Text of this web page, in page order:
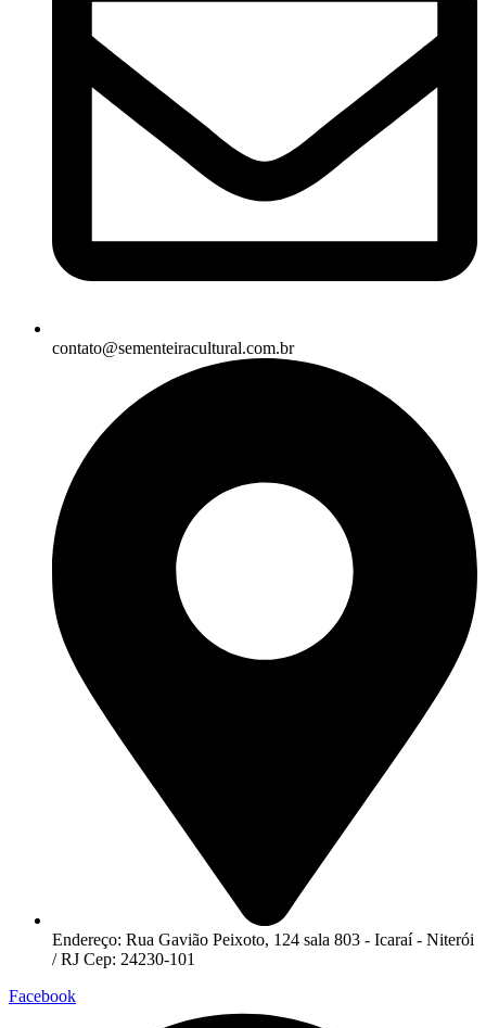
contato@sementeiracultural.com.br
Endereço: Rua Gavião Peixoto, 124 sala 803 - Icaraí - Niterói
/ RJ Cep: 24230-101
Facebook